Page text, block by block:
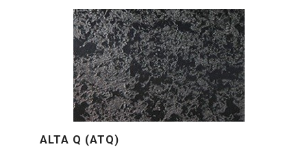
ALTA Q (ATQ)